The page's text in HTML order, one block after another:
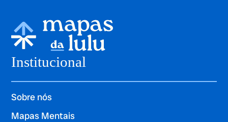
Institucional
Sobre nós
Mapas Mentais